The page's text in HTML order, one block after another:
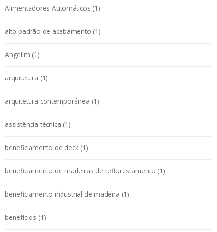
Alimentadores Automáticos (1)
alto padrão de acabamento (1)
Angelim (1)
arquitetura (1)
arquitetura contemporânea (1)
assistência técnica (1)
beneficiamento de deck (1)
beneficiamento de madeiras de reflorestamento (1)
beneficiamento industrial de madeira (1)
benefícios (1)